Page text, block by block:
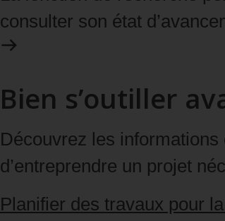
consulter son état
Bien s’outiller
Découvrez les
d’entreprendre un projet
Planifier des travaux pour la